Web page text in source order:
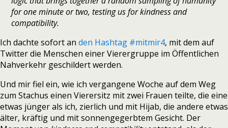
for one minute or two, testing us for kindness and
compatibility.
Ich dachte sofort an den Hashtag #mitmir4, mit dem auf
Twitter die Menschen einer Vierergruppe im Öffentlichen
Nahverkehr geschildert werden.
Und mir fiel ein, wie ich vergangene Woche auf dem Weg
zum Stachus einen Vierersitz mit zwei Frauen teilte, die eine
etwas jünger als ich, zierlich und mit Hijab, die andere etwas
älter, kräftig und mit sonnengegerbtem Gesicht. Der